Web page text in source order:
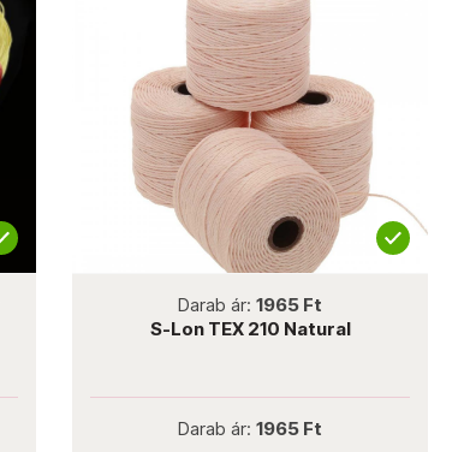
Darab ár: 1965 Ft
S-Lon TEX 210 Natural
Darab ár: 1965 Ft